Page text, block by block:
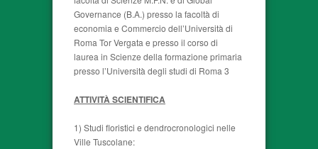
Governance (B.A.) presso la facoltà di
economia e Commercio dell’Università di
Roma Tor Vergata e presso il corso di
laurea in Scienze della formazione primaria
presso l’Università degli studi di Roma 3
ATTIVITÀ SCIENTIFICA
1) Studi floristici e dendrocronologici nelle
Ville Tuscolane: